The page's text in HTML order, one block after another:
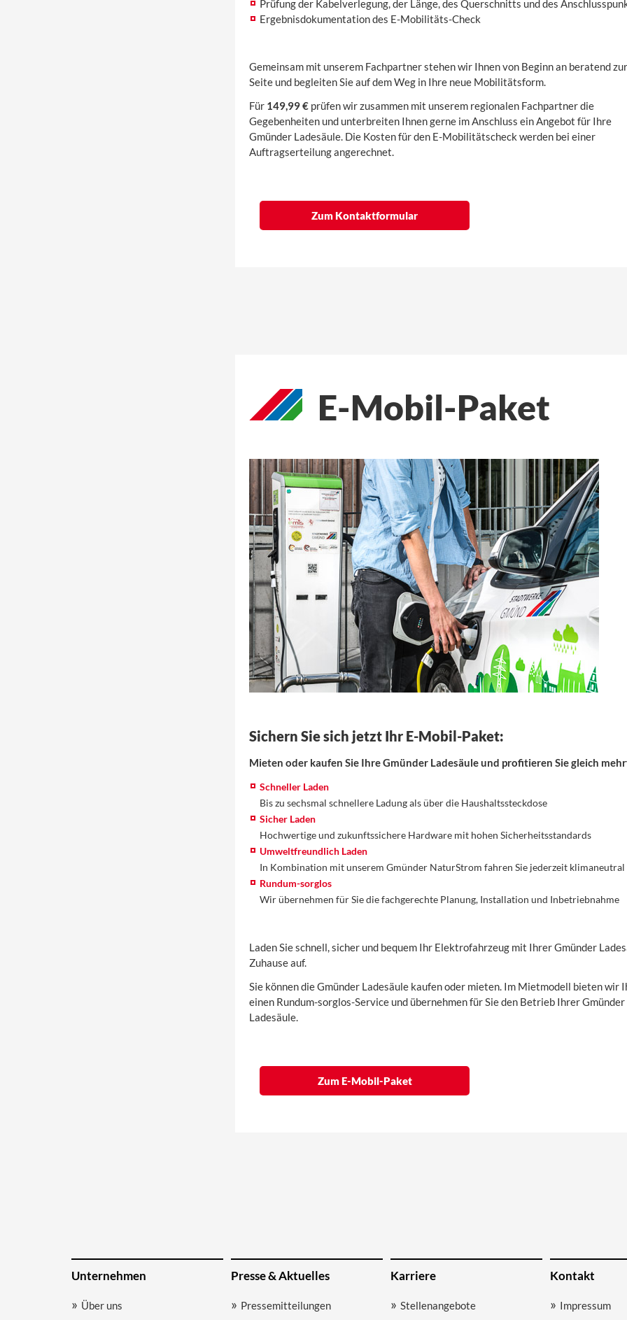
Prüfung der Kabelverlegung, der Länge, des Querschnitts und des
Ergebnisdokumentation des E-Mobilitäts-Check
Gemeinsam mit unserem Fachpartner stehen wir Ihnen von Beginn an beratend zur
Seite und begleiten Sie auf dem Weg in Ihre neue Mobilitätsform.
Für 149,99 € prüfen wir zusammen mit unserem regionalen Fachpartner die
Gegebenheiten und unterbreiten Ihnen gerne im Anschluss ein Angebot für Ihre
Gmünder Ladesäule. Die Kosten für den E-Mobilitätscheck werden bei einer
Auftragserteilung angerechnet.
Zum Kontaktformular
E-Mobil-Paket
Sichern Sie sich jetzt Ihr E-Mobil-Paket:
Mieten oder kaufen Sie Ihre Gmünder Ladesäule und profitieren Sie gleich
Schneller Laden
Bis zu sechsmal schnellere Ladung als über die Haushaltssteckdose
Sicher Laden
Hochwertige und zukunftssichere Hardware mit hohen Sicherheitsstandards
Umweltfreundlich Laden
In Kombination mit unserem Gmünder NaturStrom fahren Sie jederzeit klimaneutral
Rundum-sorglos
Wir übernehmen für Sie die fachgerechte Planung, Installation und Inbetriebnahme
Laden Sie schnell, sicher und bequem Ihr Elektrofahrzeug mit Ihrer Gmünder
Zuhause auf.
Sie können die Gmünder Ladesäule kaufen oder mieten. Im Mietmodell bieten wir
einen Rundum-sorglos-Service und übernehmen für Sie den Betrieb Ihrer Gmünder
Ladesäule.
Zum E-Mobil-Paket
Unternehmen
Über uns
Presse & Aktuelles
Pressemitteilungen
Karriere
Stellenangebote
Kontakt
Impressum